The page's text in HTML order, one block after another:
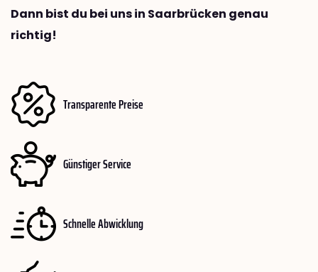
Dann bist du bei uns in Saarbrücken genau
richtig!
Transparente Preise
Günstiger Service
Schnelle Abwicklung